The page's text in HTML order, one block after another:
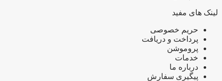
لینک های مفید
حریم خصوصی
پرداخت و دریافت
پروموشن
خدمات
درباره ما
پیگیری سفارش